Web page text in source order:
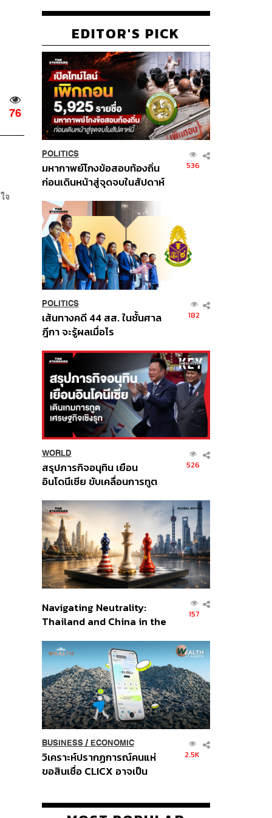
76
จ
EDITOR'S PICK
POLITICS
มหากาพย์โกงข้อสอบท้องถิ่น
ก่อนเดินหน้าสู่จุดจบในสัปดาห์
536
POLITICS
เส้นทางคดี 44 สส. ในชั้นศาล
ฎีกา จะรู้ผลเมื่อไร
182
WORLD
สรุปภารกิจอนุทิน เยือน
อินโดนีเซีย ขับเคลื่อนการทูต
ส่วนยุทธศาสตร์ไทย –
อินโดนีเซีย
526
Navigating Neutrality:
Thailand and China in the
Order
157
BUSINESS/ ECONOMIC
วิเคราะห์ปรากฏการณ์คนแห่
ขอสินเชื่อ CLICX อาจเป็น
ปัญหาหนี้ครัวเรือนไทยที่ถูกซุก
2.5K